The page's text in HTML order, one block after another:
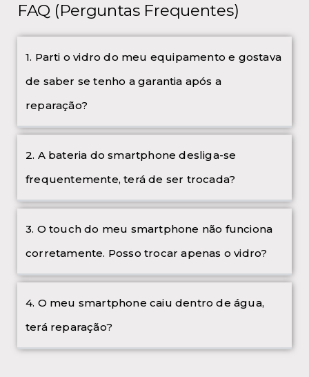
FAQ (Perguntas Frequentes)
1. Parti o vidro do meu equipamento e gostava
de saber se tenho a garantia após a
reparação?
2. A bateria do smartphone desliga-se
frequentemente, terá de ser trocada?
3. O touch do meu smartphone não funciona
corretamente. Posso trocar apenas o vidro?
4. O meu smartphone caiu dentro de água,
terá reparação?